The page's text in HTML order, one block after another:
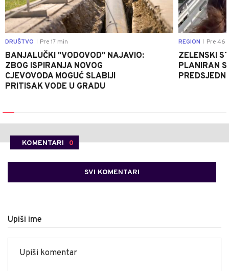
DRUŠTVO Pre 17 min
BANJALUČKI "VODOVOD" NAJAVIO:
ZBOG ISPIRANJA NOVOG
CJEVOVODA MOGUĆ SLABIJI
PRITISAK VODE U GRADU
REGION Pre 46
ZELENSKI
PLANIRAN
KOMENTARI 0
SVI KOMENTARI
Upiši ime